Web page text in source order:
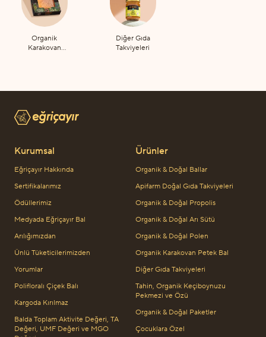
Organik
Karakovan
Diğer Gıda
Takviyeleri
Kurumsal
Eğriçayır Hakkında
Sertifikalarımız
Ödüllerimiz
Medyada Eğriçayır Bal
Arılığımızdan
Ünlü Tüketicilerimizden
Yorumlar
Polifloralı Çiçek Balı
Kargoda Kırılmaz
Balda Toplam Aktivite Değeri, TA
Değeri, UMF Değeri ve MGO
Ürünler
Organik & Doğal Ballar
Apifarm Doğal Gıda Takviyeleri
Organik & Doğal Propolis
Organik & Doğal Arı Sütü
Organik & Doğal Polen
Organik Karakovan Petek Bal
Diğer Gıda Takviyeleri
Tahin, Organik Keçiboynuzu
Pekmezi ve Özü
Organik & Doğal Paketler
Çocuklara Özel